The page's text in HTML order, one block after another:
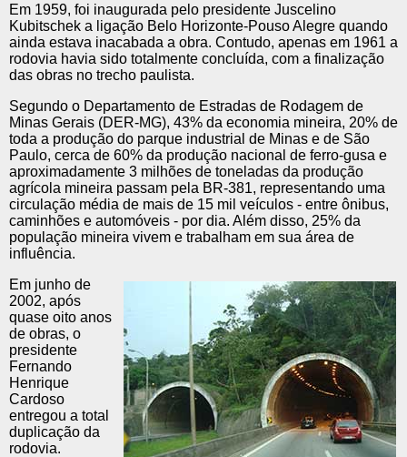
Em 1959, foi inaugurada pelo presidente Juscelino
Kubitschek a ligação Belo Horizonte-Pouso Alegre quando
ainda estava inacabada a obra. Contudo, apenas em 1961 a
rodovia havia sido totalmente concluída, com a finalização
das obras no trecho paulista.
Segundo o Departamento de Estradas de Rodagem de
Minas Gerais (DER-MG), 43% da economia mineira, 20% de
toda a produção do parque industrial de Minas e de São
Paulo, cerca de 60% da produção nacional de ferro-gusa e
aproximadamente 3 milhões de toneladas da produção
agrícola mineira passam pela BR-381, representando uma
circulação média de mais de 15 mil veículos - entre ônibus,
caminhões e automóveis - por dia. Além disso, 25% da
população mineira vivem e trabalham em sua área de
influência.
Em junho de
2002, após
quase oito anos
de obras, o
presidente
Fernando
Henrique
Cardoso
entregou a total
duplicação da
rodovia.